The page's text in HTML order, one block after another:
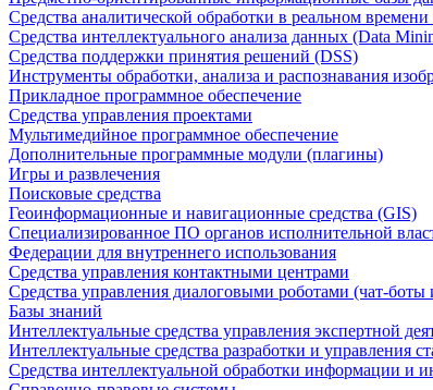
Средства аналитической обработки в реальном
Средства интеллектуального анализа данных (Data
Средства поддержки принятия решений (DSS)
Инструменты обработки, анализа и распознавания
Прикладное программное обеспечение
Средства управления проектами
Мультимедийное программное обеспечение
Дополнительные программные модули (плагины)
Игры и развлечения
Поисковые средства
Геоинформационные и навигационные средства (GIS)
Специализированное ПО органов исполнительной
Федерации для внутреннего использования
Средства управления контактными центрами
Средства управления диалоговыми роботами (чат-боты
Базы знаний
Интеллектуальные средства управления экспертной
Интеллектуальные средства разработки и управления
Средства интеллектуальной обработки информации и